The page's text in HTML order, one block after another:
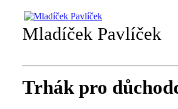
Mladíček Pavlíček
Trhák pro